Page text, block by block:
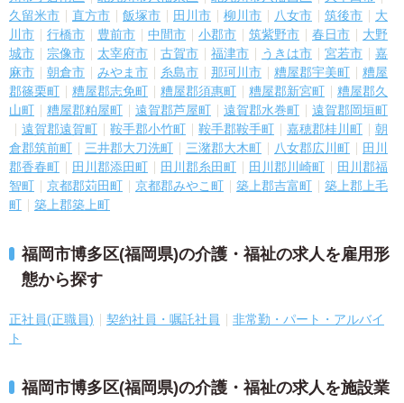
久留米市
直方市 飯塚市 田川市 柳川市 八女市 筑後市
大
川市
行橋市 豊前市 中間市 小郡市 筑紫野市 春日市
大野
城市
宗像市 太宰府市 古賀市 福津市 うきは市 宮若市
嘉
麻市
朝倉市 みやま市 糸島市 那珂川市 糟屋郡宇美町
糟屋
郡篠栗町
糟屋郡志免町 糟屋郡須惠町 糟屋郡新宮町
糟屋郡久
山町
糟屋郡粕屋町 遠賀郡芦屋町 遠賀郡水巻町
遠賀郡岡垣町
遠賀郡遠賀町
鞍手郡小竹町 鞍手郡鞍手町 嘉穂郡桂川町
朝
倉郡筑前町
三井郡大刀洗町 三潴郡大木町 八女郡広川町
田川
郡香春町
田川郡添田町 田川郡糸田町 田川郡川崎町
田川郡福
智町
京都郡苅田町 京都郡みやこ町 築上郡吉富町
築上郡上毛
町
築上郡築上町
福岡市博多区(福岡県)の介護・福祉の求人を雇用形
態から探す
正社員(正職員) 契約社員・嘱託社員
非常勤・パート・アルバイ
ト
福岡市博多区(福岡県)の介護・福祉の求人を施設業